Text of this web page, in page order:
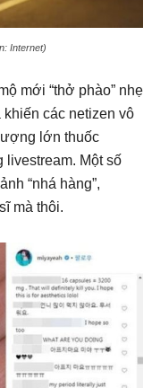
Internet)
mới “thở phào” nhẹ
các netizen vô
lớn thuốc
livestream. Một số
“nhá hàng”,
mà thôi.